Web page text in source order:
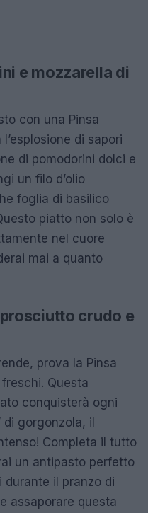
e mozzarella di
con una Pinsa
di sapori
di pomodorini dolci e
un filo d’olio
foglia di basilico
piatto non solo è
nel cuore
mai a quanto
crudo e
prova la Pinsa
Questa
conquisterà ogni
di gorgonzola, il
Completa il tutto
un antipasto perfetto
il pranzo di
assaporare questa